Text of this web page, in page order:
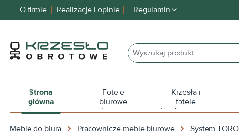
Przejdź do głównej nawigacji
O firmie Realizacje i opinie Regulamin
Strona
główna
Fotele
biurowe
obrotowe
Krzesła i
fotele
konferencyjne
Meble do biura Pracownicze meble biurowe System TORO